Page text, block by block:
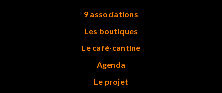
9 associations
Les boutiques
Le café-cantine
Agenda
Le projet